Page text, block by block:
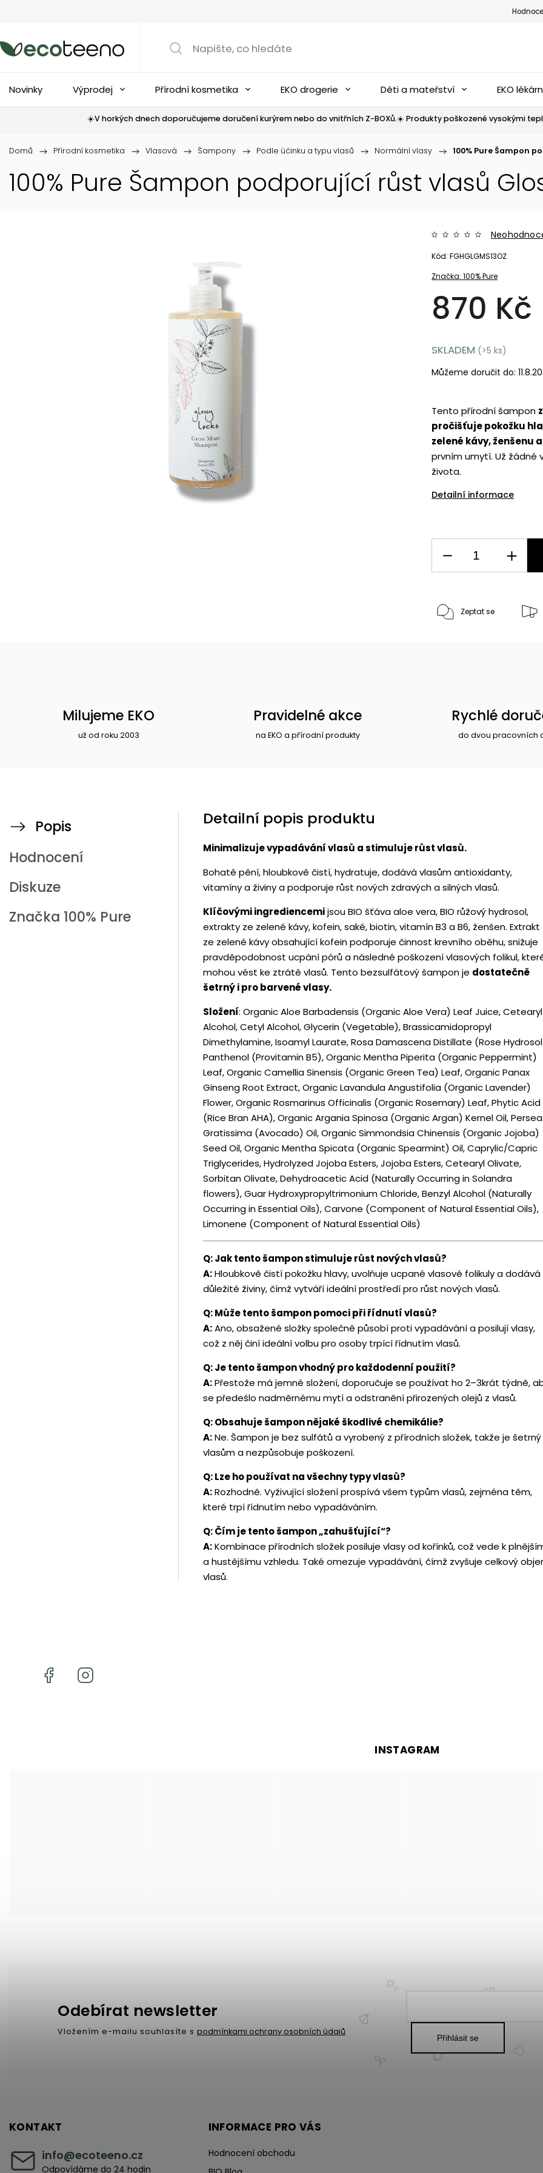
Novinky Výprodej Přírodní kosmetika EKO drogerie Děti a mateřství EKO
☀️V horkých dnech doporučujeme doručení kurýrem nebo do vnitřních Z-BOXů.☀️ Produkty poškozené vysokými
Domů / Přírodní kosmetika / Vlasová / Šampony / Podle účinku a typu vlasů / Normální vlasy / 100% Pure Šampon
100% Pure Šampon podporující růst vlasů
Značka:100% Pure
870 Kč
Kód: FGHGLGMS13OZ
Tento přírodní šampon
pročišťuje pokožku
zelené kávy, ženšenu
prvním umytí. Už žádné
života.
Detailní informace
SKLADEM (>5 ks)
Můžeme doručit do:
Zeptat se
Milujeme EKO
už od roku 2003
Pravidelné akce
na EKO a přírodní produkty
Rychlé
do dvou pracovních
Popis
Hodnocení
Diskuze
Značka 100% Pure
Detailní popis produktu
Minimalizuje vypadávání vlasů a stimuluje růst vlasů.
Bohatě pění, hloubkově čistí, hydratuje, dodává vlasům antioxidanty,
vitamíny a živiny a podporuje růst nových zdravých a silných vlasů.
Klíčovými ingrediencemijsou BIO šťáva aloe vera, BIO růžový hydrosol,
extrakty ze zelené kávy, kofein, saké, biotin, vitamín B3 a B6, ženšen. Extrakt
ze zelené kávy obsahující kofein podporuje činnost krevního oběhu, snižuje
pravděpodobnost ucpání pórů a následné poškození vlasových folikul,
mohou vést ke ztrátě vlasů. Tento bezsulfátový šampon je dostatečně
šetrný i pro barvené vlasy.
Složení: Organic Aloe Barbadensis (Organic Aloe Vera) Leaf Juice, Cetearyl
Alcohol, Cetyl Alcohol, Glycerin (Vegetable), Brassicamidopropyl
Dimethylamine, Isoamyl Laurate, Rosa Damascena Distillate (Rose
Panthenol (Provitamin B5), Organic Mentha Piperita (Organic Peppermint)
Leaf, Organic Camellia Sinensis (Organic Green Tea) Leaf, Organic Panax
Ginseng Root Extract, Organic Lavandula Angustifolia (Organic Lavender)
Flower, Organic Rosmarinus Officinalis (Organic Rosemary) Leaf, Phytic Acid
(Rice Bran AHA), Organic Argania Spinosa (Organic Argan) Kernel Oil, Persea
Gratissima (Avocado) Oil, Organic Simmondsia Chinensis (Organic Jojoba)
Seed Oil, Organic Mentha Spicata (Organic Spearmint) Oil, Caprylic/Capric
Triglycerides, Hydrolyzed Jojoba Esters, Jojoba Esters, Cetearyl Olivate,
Sorbitan Olivate, Dehydroacetic Acid (Naturally Occurring in Solandra
flowers), Guar Hydroxypropyltrimonium Chloride, Benzyl Alcohol (Naturally
Occurring in Essential Oils), Carvone (Component of Natural Essential Oils),
Limonene (Component of Natural Essential Oils)
Q: Jak tento šampon stimuluje růst nových vlasů?
A:Hloubkově čistí pokožku hlavy, uvolňuje ucpané vlasové folikuly a dodává
důležité živiny, čímž vytváří ideální prostředí pro růst nových vlasů.
Q: Může tento šampon pomoci při řídnutí vlasů?
A:Ano, obsažené složky společně působí proti vypadávání a posilují vlasy,
což z něj činí ideální volbu pro osoby trpící řídnutím vlasů.
Q: Je tento šampon vhodný pro každodenní použití?
A:Přestože má jemné složení, doporučuje se používat ho 2–3krát týdně,
se předešlo nadměrnému mytí a odstranění přirozených olejů z vlasů.
Q: Obsahuje šampon nějaké škodlivé chemikálie?
A:Ne. Šampon je bez sulfátů a vyrobený z přírodních složek, takže je šetrný
vlasům a nezpůsobuje poškození.
Q: Lze ho používat na všechny typy vlasů?
A:Rozhodně. Vyživující složení prospívá všem typům vlasů, zejména těm,
které trpí řídnutím nebo vypadáváním.
Q: Čím je tento šampon „zahušťující“?
A:Kombinace přírodních složek posiluje vlasy od kořínků, což vede k
a hustějšímu vzhledu. Také omezuje vypadávání, čímž zvyšuje celkový
vlasů.
INSTAGRAM
KONTAKT
info@ecoteeno.cz
Odpovídáme do 24 hodin
Odebírat newsletter
Vložením e-mailu souhlasíte s podmínkami ochrany osobních údajů
Přihlásit se
INFORMACE PRO VÁS
Hodnocení obchodu